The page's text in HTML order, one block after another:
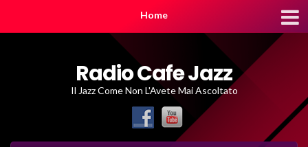
Home
Radio Cafe Jazz
Il Jazz Come Non L'Avete Mai Ascoltato